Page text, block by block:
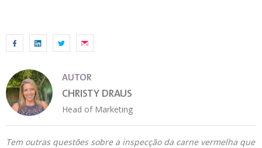
AUTOR
CHRISTY DRAUS
Head of Marketing
Tem outras questões sobre a inspecção da carne vermelha que